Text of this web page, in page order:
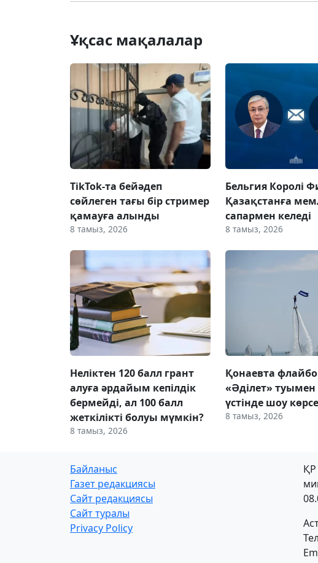
Ұқсас мақалалар
TikTok-та бейәдеп
сөйлеген тағы бір стример
қамауға алынды
8 тамыз, 2026
Бельгия Королі
Қазақстанға
сапармен келеді
8 тамыз, 2026
Неліктен 120 балл грант
алуға әрдайым кепілдік
бермейді, ал 100 балл
жеткілікті болуы мүмкін?
8 тамыз, 2026
Қонаевта
«Әділет» туымен
үстінде шоу
8 тамыз, 2026
Байланыс
Газет редакциясы
Сайт редакциясы
Сайт туралы
Privacy Policy
ҚР